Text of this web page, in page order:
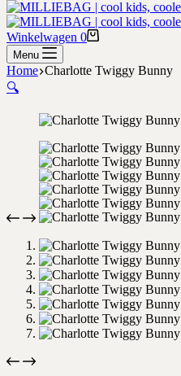
Winkelwagen 0
Menu
Home Charlotte Twiggy Bunny
🔍